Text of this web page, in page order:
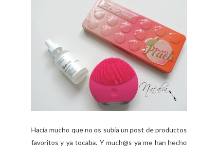
Hacía mucho que no os subía un post de productos
favoritos y ya tocaba. Y much@s ya me han hecho